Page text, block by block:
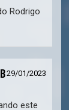
Rodrigo
29/01/2023
este